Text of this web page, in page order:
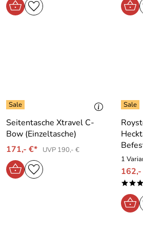
Seitentasche Xtravel C-
Bow (Einzeltasche)
171,- €*
UVP 190,- €
1